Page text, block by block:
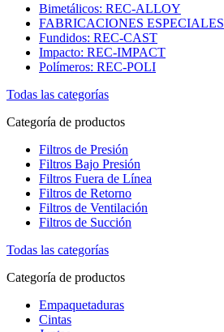
Bimetálicos: REC-ALLOY
FABRICACIONES ESPECIALES
Fundidos: REC-CAST
Impacto: REC-IMPACT
Polímeros: REC-POLI
Todas las categorías
Categoría de productos
Filtros de Presión
Filtros Bajo Presión
Filtros Fuera de Línea
Filtros de Retorno
Filtros de Ventilación
Filtros de Succión
Todas las categorías
Categoría de productos
Empaquetaduras
Cintas